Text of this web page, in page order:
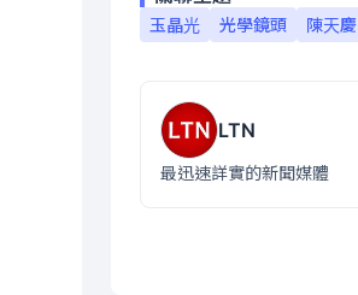
玉晶光 光學鏡頭 陳天慶
LTN
最迅速詳實的新聞媒體